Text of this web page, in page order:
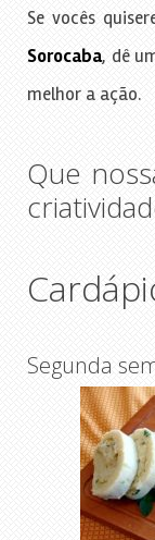
Se vocês
Sorocaba, dê
melhor a ação.
Que
Segunda